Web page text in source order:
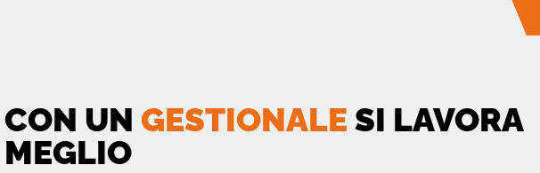
CON UN GESTIONALE SI LAVORA
MEGLIO